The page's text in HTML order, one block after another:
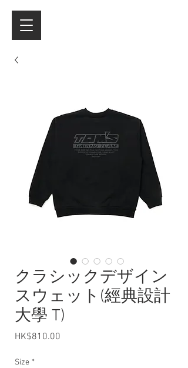
クラシックデザイン
スウェット(經典設計
大學 T)
HK$810.00
Size *